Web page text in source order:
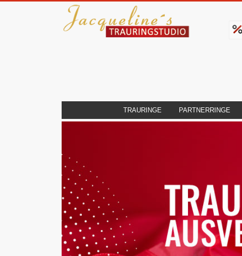
TRAURINGE PARTNERRINGE